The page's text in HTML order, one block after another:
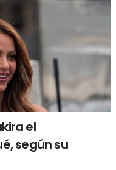
el
según su